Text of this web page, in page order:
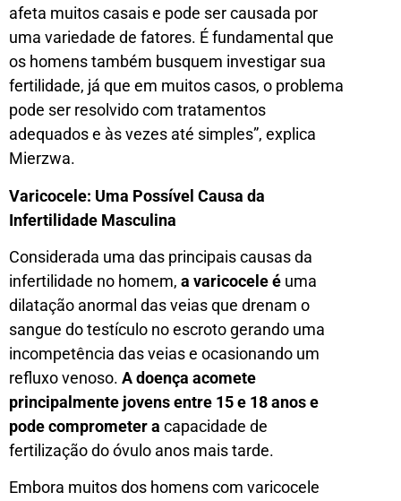
afeta muitos casais e pode ser causada por
uma variedade de fatores. É fundamental que
os homens também busquem investigar sua
fertilidade, já que em muitos casos, o problema
pode ser resolvido com tratamentos
adequados e às vezes até simples”, explica
Mierzwa.
Varicocele: Uma Possível Causa da
Infertilidade Masculina
Considerada uma das principais causas da
infertilidade no homem, a varicocele é uma
dilatação anormal das veias que drenam o
sangue do testículo no escroto gerando uma
incompetência das veias e ocasionando um
refluxo venoso. A doença acomete
principalmente jovens entre 15 e 18 anos e
pode comprometer a capacidade de
fertilização do óvulo anos mais tarde.
Embora muitos dos homens com varicocele